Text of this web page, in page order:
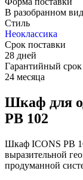
В разобранном
Стиль
Неоклассика
Срок поставки
28 дней
Гарантийный срок
24 месяца
Шкаф для
РВ 102
Шкаф ICONS РВ
выразительной
продуманной